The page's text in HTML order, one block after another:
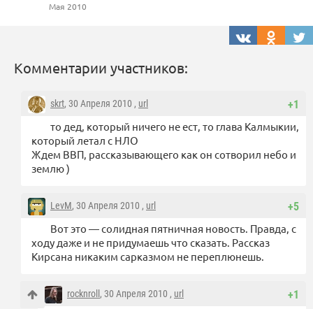
Мая 2010
Комментарии участников:
+1
skrt, 30 Апреля 2010 , url
то дед, который ничего не ест, то глава Калмыкии,
который летал с НЛО
Ждем ВВП, рассказывающего как он сотворил небо и
землю )
+5
LevM, 30 Апреля 2010 , url
Вот это — солидная пятничная новость. Правда, с
ходу даже и не придумаешь что сказать. Рассказ
Кирсана никаким сарказмом не переплюнешь.
+1
rocknroll , 30 Апреля 2010 , url